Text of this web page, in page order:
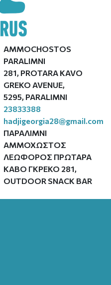
AMMOCHOSTOS
PARALIMNI
281, PROTARA KAVO
GREKO AVENUE,
5295, PARALIMNI
23833388
hadjigeorgia28@gmail.com
ΠΑΡΑΛΙΜΝΙ
ΑΜΜΟΧΩΣΤΟΣ
ΛΕΩΦΟΡΟΣ ΠΡΩΤΑΡΑ
ΚΑΒΟ ΓΚΡΕΚΟ 281,
OUTDOOR SNACK BAR